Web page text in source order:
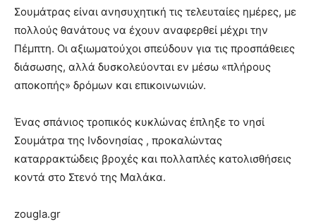
Σουμάτρας είναι ανησυχητική τις τελευταίες ημέρες, με
πολλούς θανάτους να έχουν αναφερθεί μέχρι την
Πέμπτη. Οι αξιωματούχοι σπεύδουν για τις προσπάθειες
διάσωσης, αλλά δυσκολεύονται εν μέσω «πλήρους
αποκοπής» δρόμων και επικοινωνιών.
Ένας σπάνιος τροπικός κυκλώνας έπληξε το νησί
Σουμάτρα της Ινδονησίας , προκαλώντας
καταρρακτώδεις βροχές και πολλαπλές κατολισθήσεις
κοντά στο Στενό της Μαλάκα.
zougla.gr